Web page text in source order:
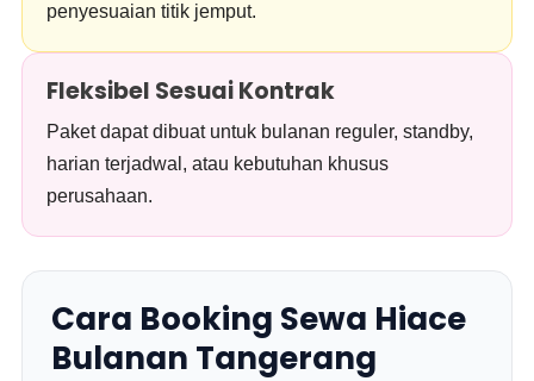
penyesuaian titik jemput.
Fleksibel Sesuai Kontrak
Paket dapat dibuat untuk bulanan reguler, standby,
harian terjadwal, atau kebutuhan khusus
perusahaan.
Cara Booking Sewa Hiace
Bulanan Tangerang